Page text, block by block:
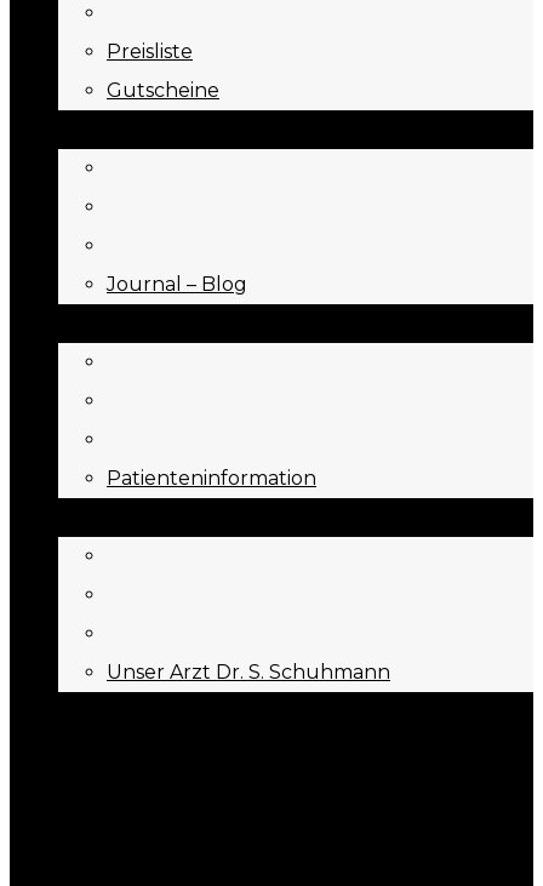
Preisliste
Gutscheine
Journal – Blog
Patienteninformation
Unser Arzt Dr. S. Schuhmann